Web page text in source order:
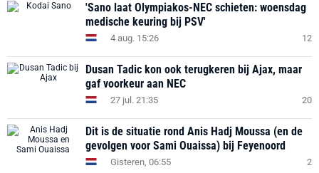
'Sano laat Olympiakos-NEC schieten: woensdag
medische keuring bij PSV'
4 aug. 15:26 12
Dusan Tadic kon ook terugkeren bij Ajax, maar
gaf voorkeur aan NEC
27 jul. 21:35 20
Dit is de situatie rond Anis Hadj Moussa (en de
gevolgen voor Sami Ouaissa) bij Feyenoord
Gisteren, 06:55 2